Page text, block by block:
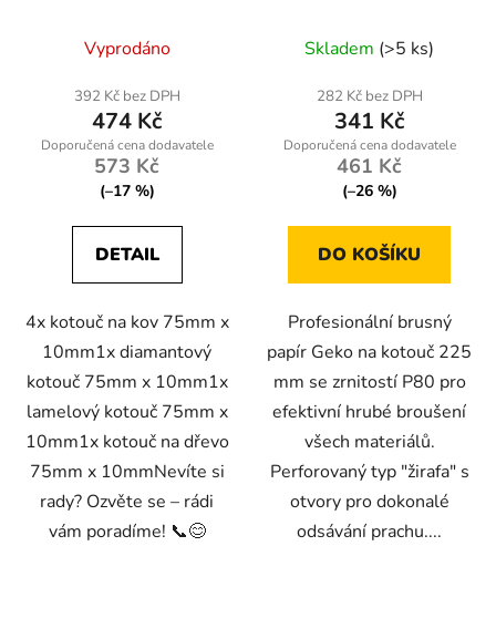
Vyprodáno
392 Kč bez DPH
474 Kč
573 Kč
(–17 %)
DETAIL
4x kotouč na kov 75mm x
10mm1x diamantový
kotouč 75mm x 10mm1x
lamelový kotouč 75mm x
10mm1x kotouč na dřevo
75mm x 10mmNevíte si
rady? Ozvěte se – rádi
vám poradíme! 📞😊
perforovaný kotouč pro
hrubé broušení (50 ks)
Skladem (>5 ks)
282 Kč bez DPH
341 Kč
461 Kč
(–26 %)
DO KOŠÍKU
Profesionální brusný
papír Geko na kotouč 225
mm se zrnitostí P80 pro
efektivní hrubé broušení
všech materiálů.
Perforovaný typ "žirafa" s
otvory pro dokonalé
odsávání prachu....